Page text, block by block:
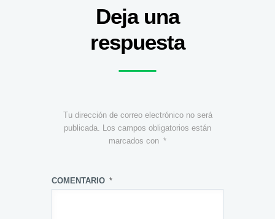
Deja una
respuesta
Tu dirección de correo electrónico no será
publicada.
Los campos obligatorios están
marcados con *
COMENTARIO *